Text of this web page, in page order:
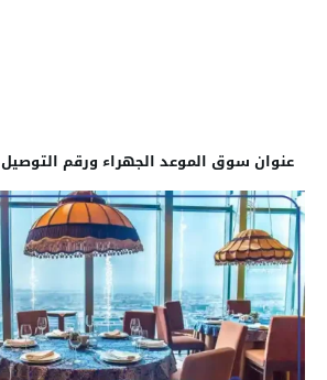
عنوان سوق الموعد الجهراء ورقم التوصيل 2025